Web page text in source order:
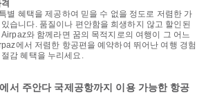
별 혜택을 제공하여 믿을 수 없을 정도로 저렴한 가
습니다. 품질이나 편안함을 희생하지 않고 할인된
와 함께라면 꿈의 목적지로의 여행이 그 어느
에서 저렴한 항공편을 예약하여 뛰어난 여행 경험
감 혜택을 누리세요.
서 주안다 국제공항까지 이용 가능한 항공